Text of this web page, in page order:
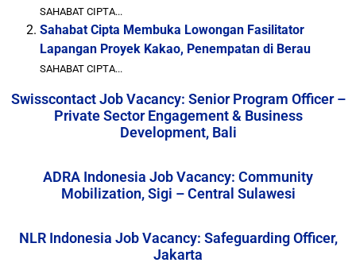
SAHABAT CIPTA...
Sahabat Cipta Membuka Lowongan Fasilitator
Lapangan Proyek Kakao, Penempatan di Berau
SAHABAT CIPTA...
Swisscontact Job Vacancy: Senior Program Officer –
Private Sector Engagement & Business
Development, Bali
ADRA Indonesia Job Vacancy: Community
Mobilization, Sigi – Central Sulawesi
NLR Indonesia Job Vacancy: Safeguarding Officer,
Jakarta